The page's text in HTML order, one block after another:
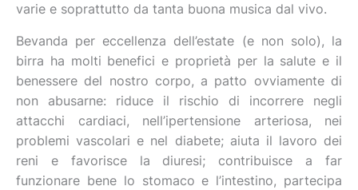
varie e soprattutto da tanta buona musica dal vivo.
Bevanda per eccellenza dell’estate (e non solo), la
birra ha molti benefici e proprietà per la salute e il
benessere del nostro corpo, a patto ovviamente di
non abusarne: riduce il rischio di incorrere negli
attacchi cardiaci, nell’ipertensione arteriosa, nei
problemi vascolari e nel diabete; aiuta il lavoro dei
reni e favorisce la diuresi; contribuisce a far
funzionare bene lo stomaco e l’intestino, partecipa